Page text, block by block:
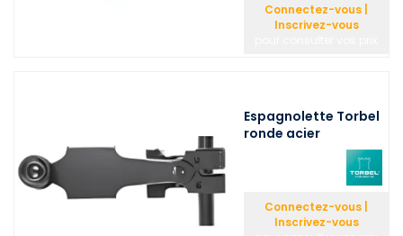
Connectez-vous |
Inscrivez-vous
Espagnolette Torbel
ronde acier
Connectez-vous |
Inscrivez-vous